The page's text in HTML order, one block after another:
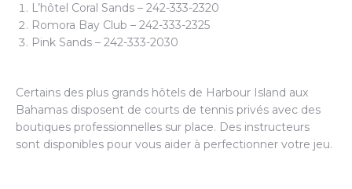
L’hôtel Coral Sands – 242-333-2320
Romora Bay Club – 242-333-2325
Pink Sands – 242-333-2030
Certains des plus grands hôtels de Harbour Island aux
Bahamas disposent de courts de tennis privés avec des
boutiques professionnelles sur place. Des instructeurs
sont disponibles pour vous aider à perfectionner votre jeu.